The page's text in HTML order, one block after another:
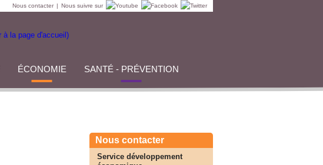
Nous contacter | Nous suivre sur
ÉCONOMIE SANTÉ - PRÉVENTION
Nous contacter
Service développement